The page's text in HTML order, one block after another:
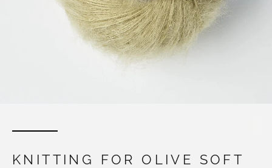
KNITTING FOR OLIVE SOFT